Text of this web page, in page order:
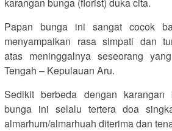
Papan bunga ini sangat cocok
menyampaikan rasa simpati dan
atas meninggalnya seseorang
Tengah – Kepulauan Aru.
Sedikit berbeda dengan
bunga ini selalu tertera doa
almarhum/almarhuah diterima dan